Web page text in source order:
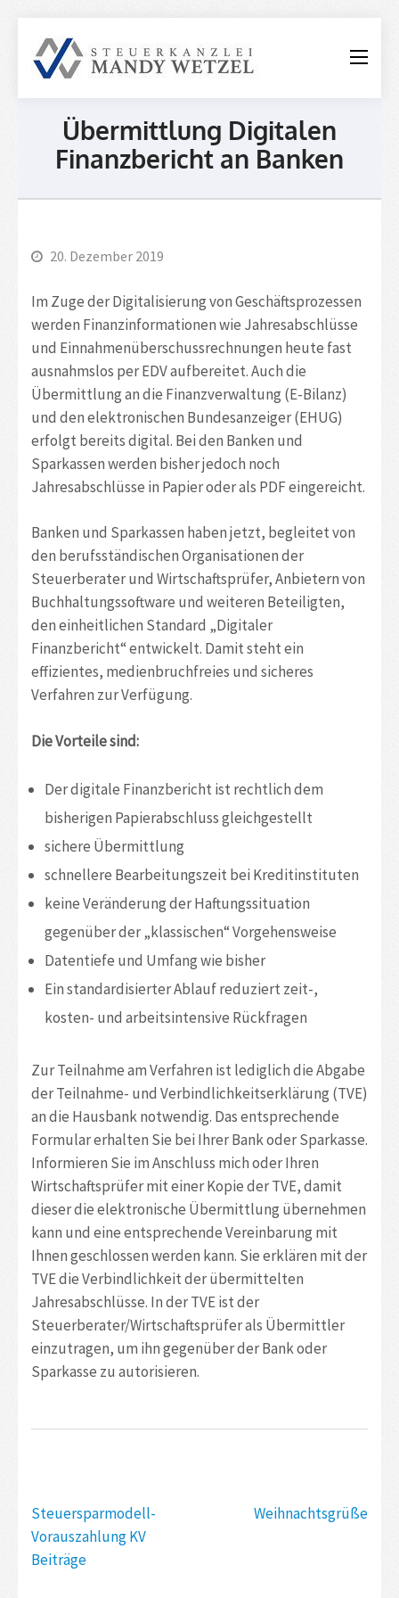
Steuerkanzlei
Wetzel
Übermittlung Digitalen
Finanzbericht an Banken
20. Dezember 2019
Im Zuge der Digitalisierung von Geschäftsprozessen
werden Finanzinformationen wie Jahresabschlüsse
und Einnahmenüberschussrechnungen heute fast
ausnahmslos per EDV aufbereitet. Auch die
Übermittlung an die Finanzverwaltung (E-Bilanz)
und den elektronischen Bundesanzeiger (EHUG)
erfolgt bereits digital. Bei den Banken und
Sparkassen werden bisher jedoch noch
Jahresabschlüsse in Papier oder als PDF eingereicht.
Banken und Sparkassen haben jetzt, begleitet von
den berufsständischen Organisationen der
Steuerberater und Wirtschaftsprüfer, Anbietern von
Buchhaltungssoftware und weiteren Beteiligten,
den einheitlichen Standard „Digitaler
Finanzbericht“ entwickelt. Damit steht ein
effizientes, medienbruchfreies und sicheres
Verfahren zur Verfügung.
Die Vorteile sind:
Der digitale Finanzbericht ist rechtlich dem
bisherigen Papierabschluss gleichgestellt
sichere Übermittlung
schnellere Bearbeitungszeit bei Kreditinstituten
keine Veränderung der Haftungssituation
gegenüber der „klassischen“ Vorgehensweise
Datentiefe und Umfang wie bisher
Ein standardisierter Ablauf reduziert zeit-,
kosten- und arbeitsintensive Rückfragen
Zur Teilnahme am Verfahren ist lediglich die Abgabe
der Teilnahme- und Verbindlichkeitserklärung (TVE)
an die Hausbank notwendig. Das entsprechende
Formular erhalten Sie bei Ihrer Bank oder Sparkasse.
Informieren Sie im Anschluss mich oder Ihren
Wirtschaftsprüfer mit einer Kopie der TVE, damit
dieser die elektronische Übermittlung übernehmen
kann und eine entsprechende Vereinbarung mit
Ihnen geschlossen werden kann. Sie erklären mit der
TVE die Verbindlichkeit der übermittelten
Jahresabschlüsse. In der TVE ist der
Steuerberater/Wirtschaftsprüfer als Übermittler
einzutragen, um ihn gegenüber der Bank oder
Sparkasse zu autorisieren.
Beitragsnavigation
Steuersparmodell-
Vorauszahlung KV
Beiträge
Weihnachtsgrüße